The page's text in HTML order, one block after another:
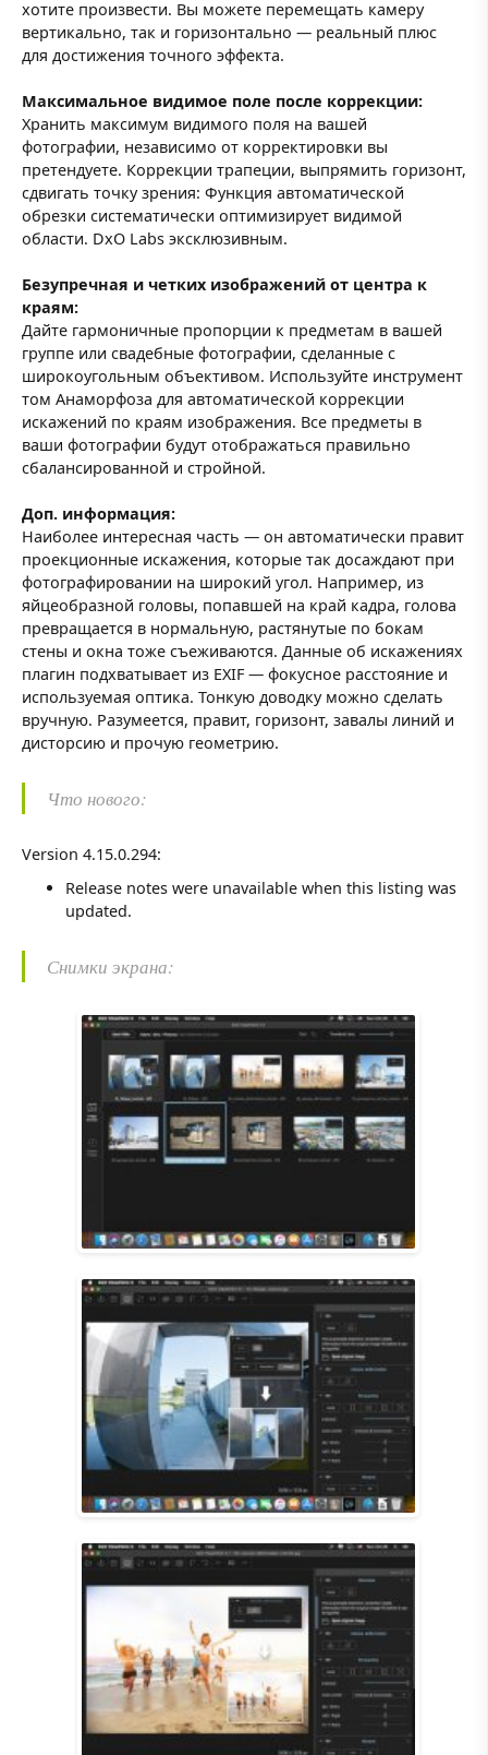
хотите произвести. Вы можете перемещать камеру
вертикально, так и горизонтально — реальный плюс
для достижения точного эффекта.
Максимальное видимое поле после коррекции:
Хранить максимум видимого поля на вашей
фотографии, независимо от корректировки вы
претендуете. Коррекции трапеции, выпрямить горизонт,
сдвигать точку зрения: Функция автоматической
обрезки систематически оптимизирует видимой
области. DxO Labs эксклюзивным.
Безупречная и четких изображений от центра к
краям:
Дайте гармоничные пропорции к предметам в вашей
группе или свадебные фотографии, сделанные с
широкоугольным объективом. Используйте инструмент
том Анаморфоза для автоматической коррекции
искажений по краям изображения. Все предметы в
ваши фотографии будут отображаться правильно
сбалансированной и стройной.
Доп. информация:
Наиболее интересная часть — он автоматически правит
проекционные искажения, которые так досаждают при
фотографировании на широкий угол. Например, из
яйцеобразной головы, попавшей на край кадра, голова
превращается в нормальную, растянутые по бокам
стены и окна тоже съеживаются. Данные об искажениях
плагин подхватывает из EXIF — фокусное расстояние и
используемая оптика. Тонкую доводку можно сделать
вручную. Разумеется, правит, горизонт, завалы линий и
дисторсию и прочую геометрию.
Что нового:
Version 4.15.0.294:
Release notes were unavailable when this listing was
updated.
Снимки экрана: